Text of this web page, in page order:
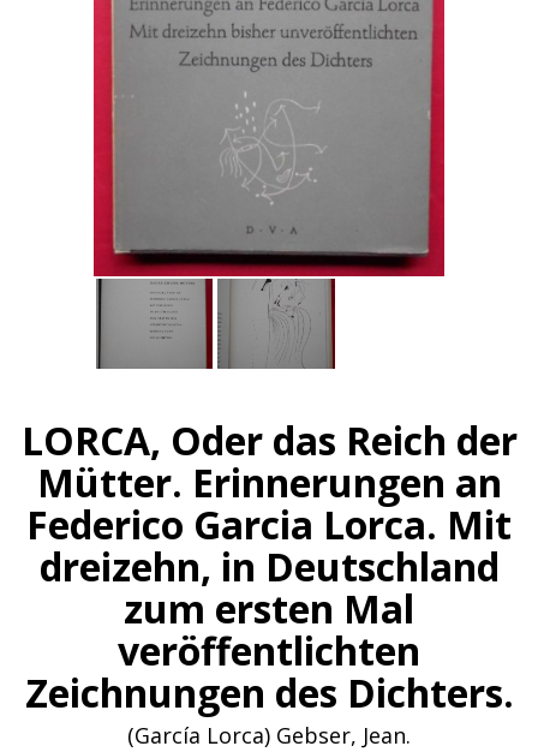
LORCA, Oder das Reich der
Mütter. Erinnerungen an
Federico Garcia Lorca. Mit
dreizehn, in Deutschland
zum ersten Mal
veröffentlichten
Zeichnungen des Dichters.
(García Lorca) Gebser, Jean.